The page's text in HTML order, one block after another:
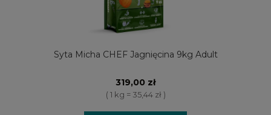
Syta Micha CHEF Jagnięcina 9kg Adult
319,00 zł
( 1 kg = 35,44 zł )